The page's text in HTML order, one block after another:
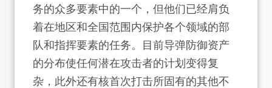
务的众多要素中的一个，但他们已经肩负
着在地区和全国范围内保护各个领域的部
队和指挥要素的任务。目前导弹防御资产
的分布使任何潜在攻击者的计划变得复
杂，此外还有核首次打击所固有的其他不